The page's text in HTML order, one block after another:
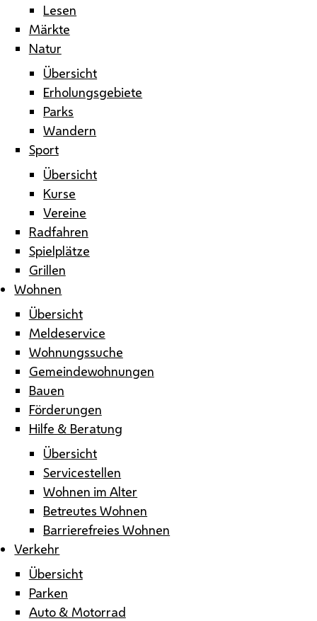
Lesen
Märkte
Natur
Übersicht
Erholungsgebiete
Parks
Wandern
Sport
Übersicht
Kurse
Vereine
Radfahren
Spielplätze
Grillen
Wohnen
Übersicht
Meldeservice
Wohnungssuche
Gemeindewohnungen
Bauen
Förderungen
Hilfe & Beratung
Übersicht
Servicestellen
Wohnen im Alter
Betreutes Wohnen
Barrierefreies Wohnen
Verkehr
Übersicht
Parken
Auto & Motorrad